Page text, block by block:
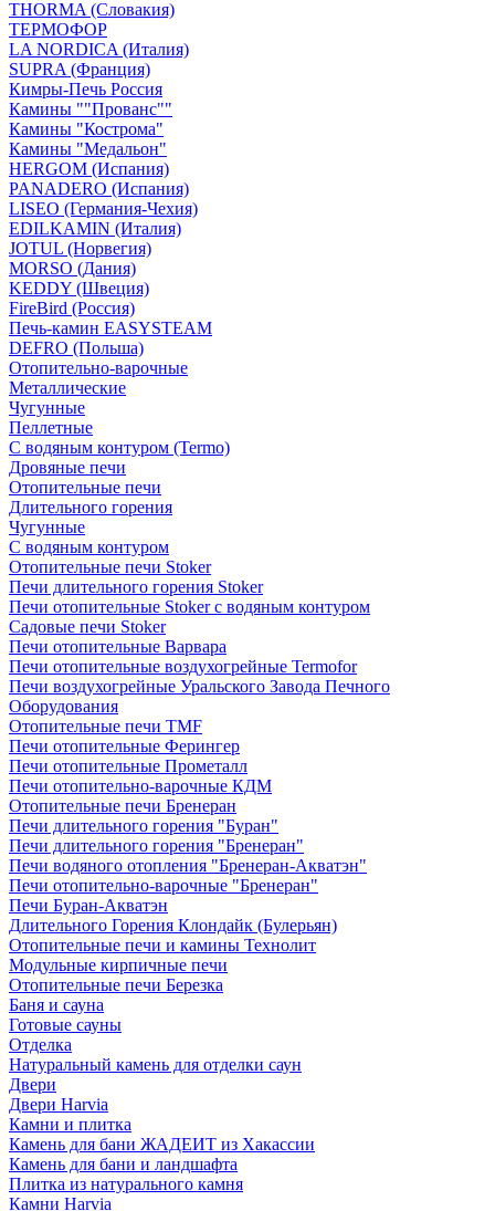
THORMA (Словакия)
ТЕРМОФОР
LA NORDICA (Италия)
SUPRA (Франция)
Кимры-Печь Россия
Камины ""Прованс""
Камины "Кострома"
Камины "Медальон"
HERGOM (Испания)
PANADERO (Испания)
LISEO (Германия-Чехия)
EDILKAMIN (Италия)
JOTUL (Норвегия)
MORSO (Дания)
KEDDY (Швеция)
FireBird (Россия)
Печь-камин EASYSTEAM
DEFRO (Польша)
Отопительно-варочные
Металлические
Чугунные
Пеллетные
С водяным контуром (Termo)
Дровяные печи
Отопительные печи
Длительного горения
Чугунные
C водяным контуром
Отопительные печи Stoker
Печи длительного горения Stoker
Печи отопительные Stoker с водяным контуром
Садовые печи Stoker
Печи отопительные Варвара
Печи отопительные воздухогрейные Termofor
Печи воздухогрейные Уральского Завода Печного
Оборудования
Отопительные печи TMF
Печи отопительные Ферингер
Печи отопительные Прометалл
Печи отопительно-варочные КДМ
Отопительные печи Бренеран
Печи длительного горения "Буран"
Печи длительного горения "Бренеран"
Печи водяного отопления "Бренеран-Акватэн"
Печи отопительно-варочные "Бренеран"
Печи Буран-Акватэн
Длительного Горения Клондайк (Булерьян)
Отопительные печи и камины Технолит
Модульные кирпичные печи
Отопительные печи Березка
Баня и сауна
Готовые сауны
Отделка
Натуральный камень для отделки саун
Двери
Двери Harvia
Камни и плитка
Камень для бани ЖАДЕИТ из Хакассии
Камень для бани и ландшафта
Плитка из натурального камня
Камни Harvia